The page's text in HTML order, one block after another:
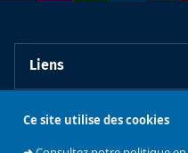
Ce site utilise des cookies
Liens
Contact